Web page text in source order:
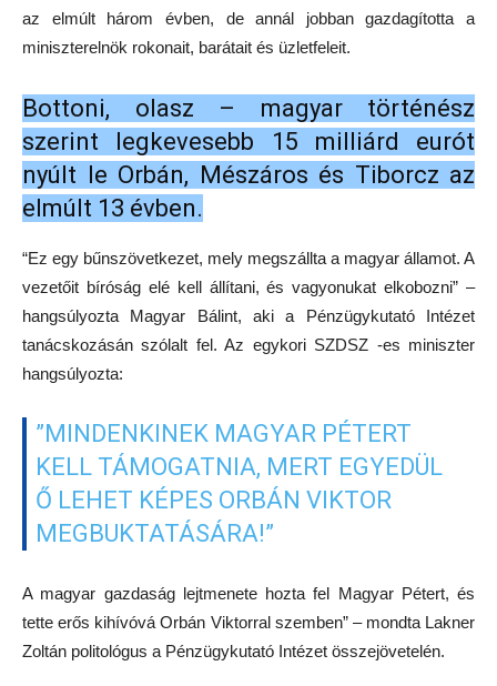
az elmúlt három évben, de annál jobban gazdagította a
miniszterelnök rokonait, barátait és üzletfeleit.
Bottoni, olasz – magyar történész
szerint legkevesebb 15 milliárd eurót
nyúlt le Orbán, Mészáros és Tiborcz az
elmúlt 13 évben.
“Ez egy bűnszövetkezet, mely megszállta a magyar államot. A
vezetőit bíróság elé kell állítani, és vagyonukat elkobozni” –
hangsúlyozta Magyar Bálint, aki a Pénzügykutató Intézet
tanácskozásán szólalt fel. Az egykori SZDSZ -es miniszter
hangsúlyozta:
”MINDENKINEK MAGYAR PÉTERT
KELL TÁMOGATNIA, MERT EGYEDÜL
Ő LEHET KÉPES ORBÁN VIKTOR
MEGBUKTATÁSÁRA!”
A magyar gazdaság lejtmenete hozta fel Magyar Pétert, és
tette erős kihívóvá Orbán Viktorral szemben” – mondta Lakner
Zoltán politológus a Pénzügykutató Intézet összejövetelén.